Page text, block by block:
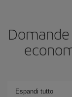
Espandi tutto